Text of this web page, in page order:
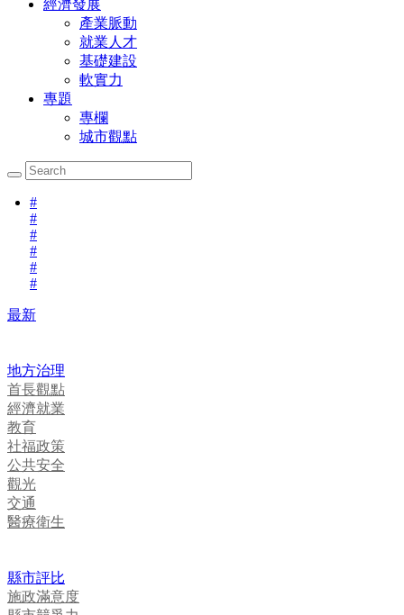
經濟發展
產業脈動
就業人才
基礎建設
軟實力
專題
專欄
城市觀點
#
#
#
#
#
#
最新
地方治理
首長觀點
經濟就業
教育
社福政策
公共安全
觀光
交通
醫療衛生
縣市評比
施政滿意度